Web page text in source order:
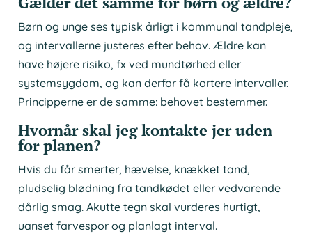
Børn og unge ses typisk årligt i kommunal tandpleje,
og intervallerne justeres efter behov. Ældre kan
have højere risiko, fx ved mundtørhed eller
systemsygdom, og kan derfor få kortere intervaller.
Principperne er de samme: behovet bestemmer.
Hvornår skal jeg kontakte jer uden
for planen?
Hvis du får smerter, hævelse, knækket tand,
pludselig blødning fra tandkødet eller vedvarende
dårlig smag. Akutte tegn skal vurderes hurtigt,
uanset farvespor og planlagt interval.